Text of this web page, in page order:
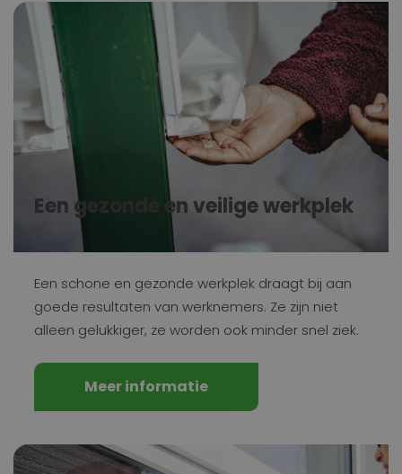
Een gezonde en veilige werkplek
Een schone en gezonde werkplek draagt bij aan
goede resultaten van werknemers. Ze zijn niet
alleen gelukkiger, ze worden ook minder snel ziek.
Meer informatie